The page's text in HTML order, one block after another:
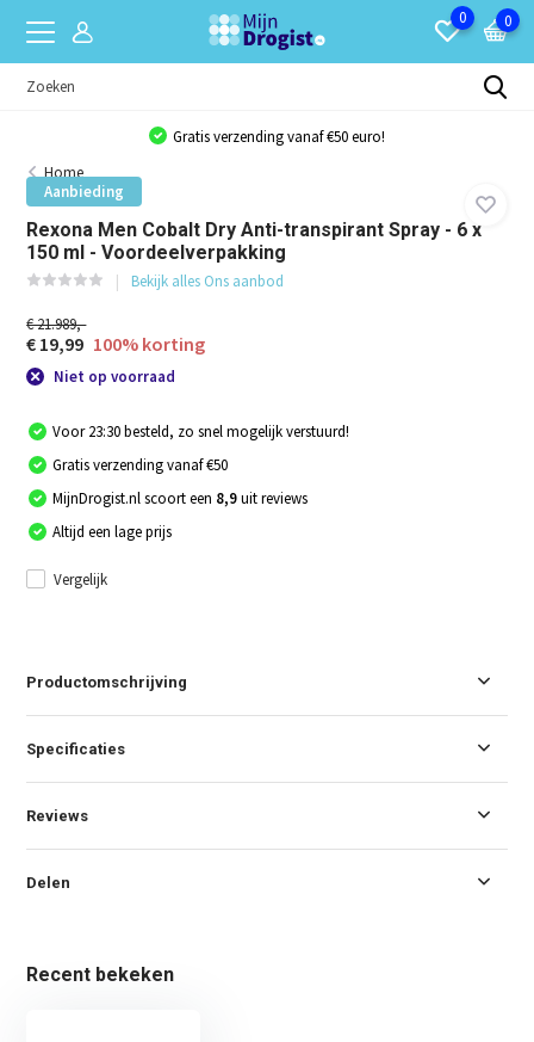
0 0
Gratis verzending vanaf €50 euro!
Home
Aanbieding
Rexona Men Cobalt Dry Anti-transpirant Spray - 6 x
150 ml - Voordeelverpakking
Bekijk alles Ons aanbod
€ 21.989,-
€ 19,99 100% korting
Niet op voorraad
Voor 23:30 besteld, zo snel mogelijk verstuurd!
Gratis verzending vanaf €50
MijnDrogist.nl scoort een 8,9uit reviews
Altijd een lage prijs
Vergelijk
Productomschrijving
Specificaties
Reviews
Delen
Recent bekeken